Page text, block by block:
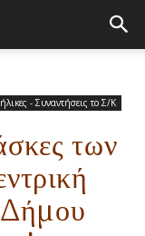
- Συναντήσεις το Σ/Κ
των
Δήμου